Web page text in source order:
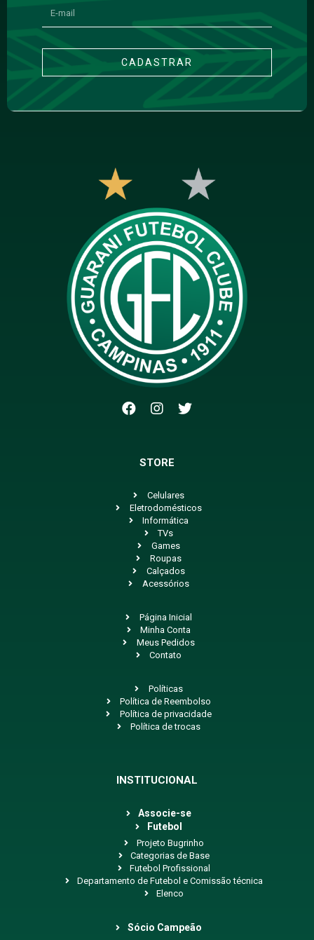
CADASTRAR
STORE
Celulares
Eletrodomésticos
Informática
TVs
Games
Roupas
Calçados
Acessórios
Página Inicial
Minha Conta
Meus Pedidos
Contato
Políticas
Política de Reembolso
Política de privacidade
Política de trocas
INSTITUCIONAL
Associe-se
Futebol
Projeto Bugrinho
Categorias de Base
Futebol Profissional
Departamento de Futebol e Comissão técnica
Elenco
Sócio Campeão